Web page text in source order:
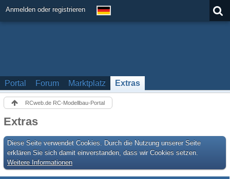
Anmelden oder registrieren
Portal Forum Marktplatz Extras
RCweb.de RC-Modellbau-Portal
Extras
Diese Seite verwendet Cookies. Durch die Nutzung unserer Seite
erklären Sie sich damit einverstanden, dass wir Cookies setzen.
Weitere Informationen